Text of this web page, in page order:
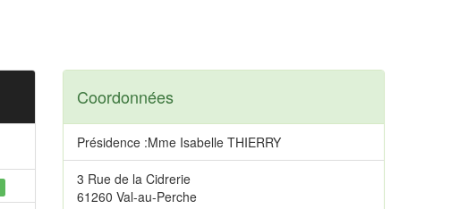
Coordonnées
Présidence :Mme Isabelle THIERRY
3 Rue de la Cidrerie
61260 Val-au-Perche